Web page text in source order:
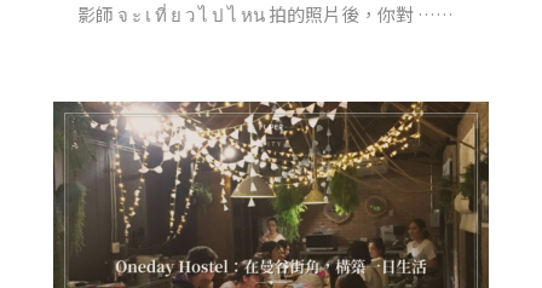
影師 จ ะ เ ที่ ย ว ไ ป ไ หน 拍的照片後，你對 ……